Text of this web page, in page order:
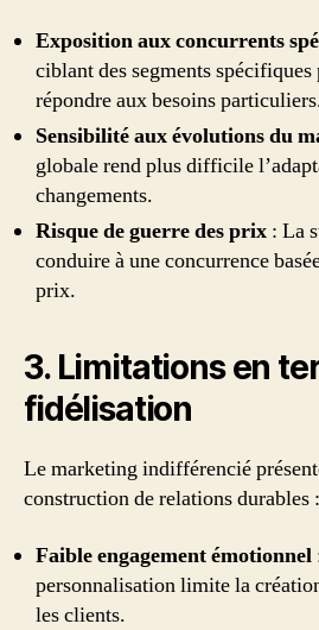
Exposition aux concurrents
ciblant des segments
répondre aux besoins
Sensibilité aux évolutions du
globale rend plus difficile
changements.
Risque de guerre des prix : La
conduire à une concurrence
prix.
3. Limitations en
fidélisation
Le marketing indifférencié
construction de relations durables :
Faible engagement émotionnel
personnalisation limite la
les clients.